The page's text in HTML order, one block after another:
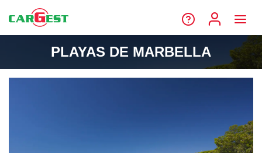
PLAYAS DE MARBELLA